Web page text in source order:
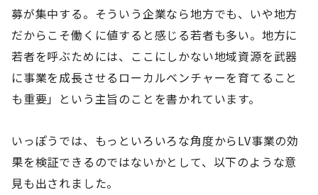
募が集中する。そういう企業なら地方でも、いや地方
だからこそ働くに値すると感じる若者も多い。地方に
若者を呼ぶためには、ここにしかない地域資源を武器
に事業を成長させるローカルベンチャーを育てること
も重要」という主旨のことを書かれています。
いっぽうでは、もっといろいろな角度からLV事業の効
果を検証できるのではないかとして、以下のような意
見も出されました。